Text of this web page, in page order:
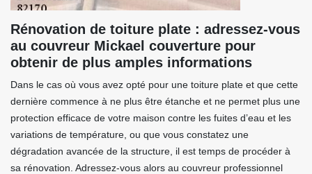
Rénovation de toiture plate : adressez-vous
au couvreur Mickael couverture pour
obtenir de plus amples informations
Dans le cas où vous avez opté pour une toiture plate et que cette
dernière commence à ne plus être étanche et ne permet plus une
protection efficace de votre maison contre les fuites d’eau et les
variations de température, ou que vous constatez une
dégradation avancée de la structure, il est temps de procéder à
sa rénovation. Adressez-vous alors au couvreur professionnel